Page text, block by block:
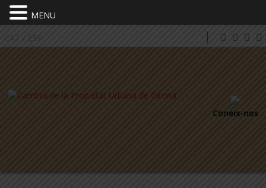
CAT / ESP
Coneix-nos
MENU